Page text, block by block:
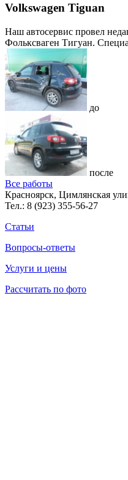
Volkswagen Tiguan
Наш автосервис провел
Фольксваген Тигуан.
до
после
Все работы
Красноярск, Цимлянская
Тел.: 8 (923) 355-56-27
Статьи
Вопросы-ответы
Услуги и цены
Рассчитать по фото